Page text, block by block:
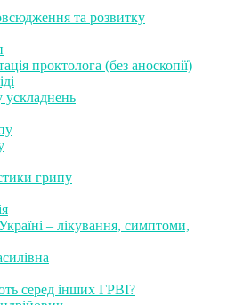
та розвитку
проктолога (без аноскопії)
грипу
– лікування, симптоми,
серед інших ГРВІ?